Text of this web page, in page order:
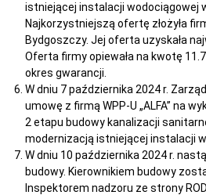
istniejącej instalacji wodociągowej
Najkorzystniejszą ofertę złożyła
Bydgoszczy. Jej oferta uzyskała
Oferta firmy opiewała na kwotę
okres gwarancji.
W dniu 7 października 2024 r. Zarząd
umowę z firmą WPP-U „ALFA” na
2 etapu budowy kanalizacji
modernizacją istniejącej instalacji
W dniu 10 października 2024 r.
budowy. Kierownikiem budowy
Inspektorem nadzoru ze strony